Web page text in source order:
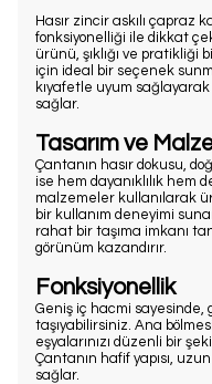
Hasır zincir askılı çapraz
fonksiyonelliği ile dikkat
ürünü, şıklığı ve
için ideal bir seçenek
kıyafetle uyum
sağlar.
Tasarım ve
Çantanın hasır dokusu,
ise hem dayanıklılık hem
malzemeler kullanılarak
bir kullanım deneyimi
rahat bir taşıma imkanı
görünüm kazandırır.
Fonksiyonellik
Geniş iç hacmi sayesinde,
taşıyabilirsiniz. Ana
eşyalarınızı düzenli bir
Çantanın hafif yapısı,
sağlar.